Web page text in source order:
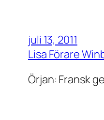
juli 13, 2011
Lisa Förare
Örjan: Fransk